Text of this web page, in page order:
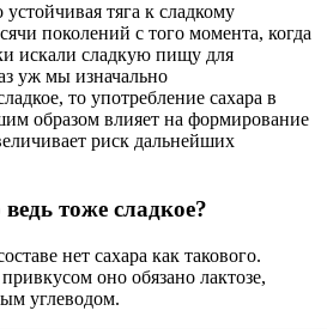
тяга к сладкому
поколений с того момента, когда
искали сладкую пищу для
уж мы изначально
то употребление сахара в
образом влияет на формирование
риск дальнейших
тоже сладкое?
нет сахара как такового.
оно обязано лактозе,
углеводом.